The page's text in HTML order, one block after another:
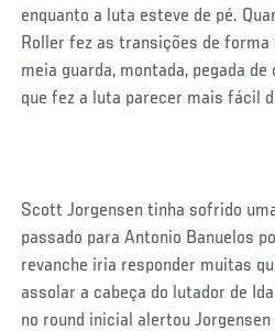
enquanto a luta esteve de pé.
Roller fez as transições de
meia guarda, montada, pegada
que fez a luta parecer mais fácil
Scott Jorgensen tinha sofrido
passado para Antonio Banuelos
revanche iria responder muitas
assolar a cabeça do lutador de
no round inicial alertou